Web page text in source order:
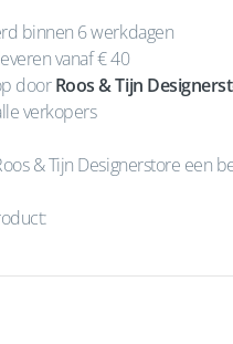
binnen 6 werkdagen
vanaf € 40
doorRoos & Tijn
verkopers
& Tijn Designerstore een